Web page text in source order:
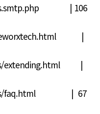
| 106
|
extending.html |
docs/faq.html | 67